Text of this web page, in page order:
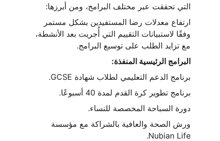
التي تحققت عبر مختلف البرامج، ومن أبرزها:
ارتفاع معدلات رضا المستفيدين بشكل مستمر
وفقًا لاستبيانات التقييم التي أُجريت بعد الأنشطة،
مع تزايد الطلب على توسيع البرامج.
البرامج الرئيسية المنفذة:
برنامج الدعم التعليمي لطلاب شهادة GCSE.
برنامج تطوير كرة القدم لمدة 40 أسبوعًا.
دورة السباحة المخصصة للنساء.
ورش الصحة والعافية بالشراكة مع مؤسسة
Nubian Life.